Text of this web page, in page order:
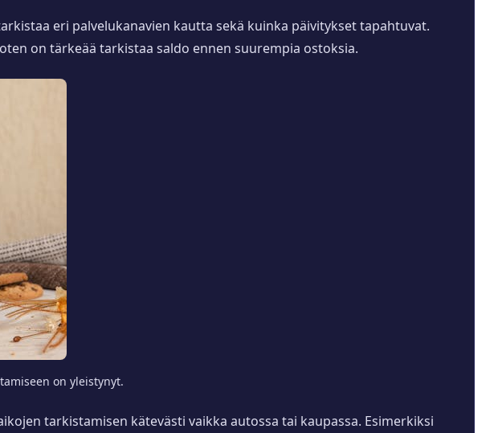
eri palvelukanavien kautta sekä kuinka päivitykset tapahtuvat.
on tärkeää tarkistaa saldo ennen suurempia ostoksia.
on yleistynyt.
tarkistamisen kätevästi vaikka autossa tai kaupassa. Esimerkiksi